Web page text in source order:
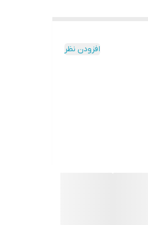
افزودن نظر